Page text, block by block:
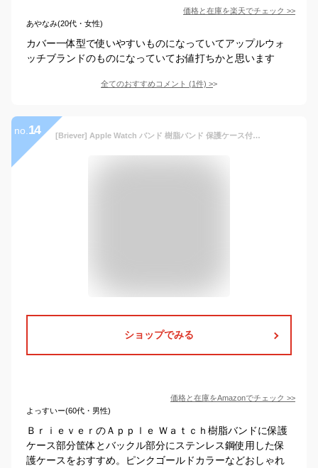
価格と在庫を楽天でチェック >>
あやなみ(20代・女性)
カバー一体型で使いやすいものになっていてアップルウォ
ッチブランドのものになっていてお値打ちかと思います
全てのおすすめコメント (1件) >
no. 14 [Briever] Apple Watch バンド 樹脂バンド 保護ケース付き コンパチブル iwatch 41mm 40mm 38mm 45mm 44mm 42mm 軽量 防水 一体型 アップルウォッチバンド シリーズ7/6/SE/5/4/3/2/1対応 Apple Watch ベルト樹脂素材 交換バンド 長さ調節 ステンレス鋼バックル付き
ショップでみる
価格と在庫をAmazonでチェック >>
よっすいー(60代・男性)
ＢｒｉｅｖｅｒのＡｐｐｌｅ Ｗａｔｃｈ樹脂バンドに保護
ケース部分筐体とバックル部分にステンレス鋼使用した保
護ケースをおすすめ。ピンクゴールドカラーなどおしゃれ